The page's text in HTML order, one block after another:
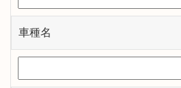
車種名